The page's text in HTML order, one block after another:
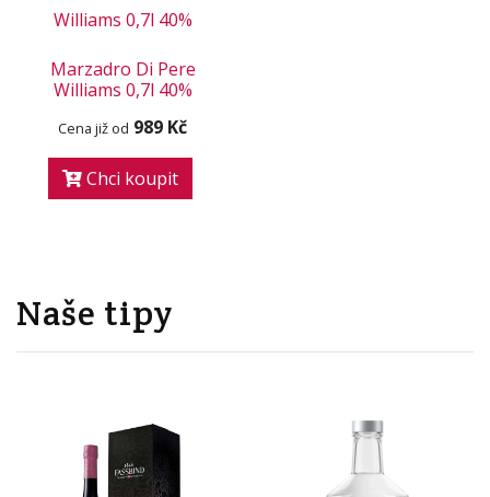
Marzadro Di Pere
Williams 0,7l 40%
Cena již od 989 Kč
Chci koupit
Naše tipy